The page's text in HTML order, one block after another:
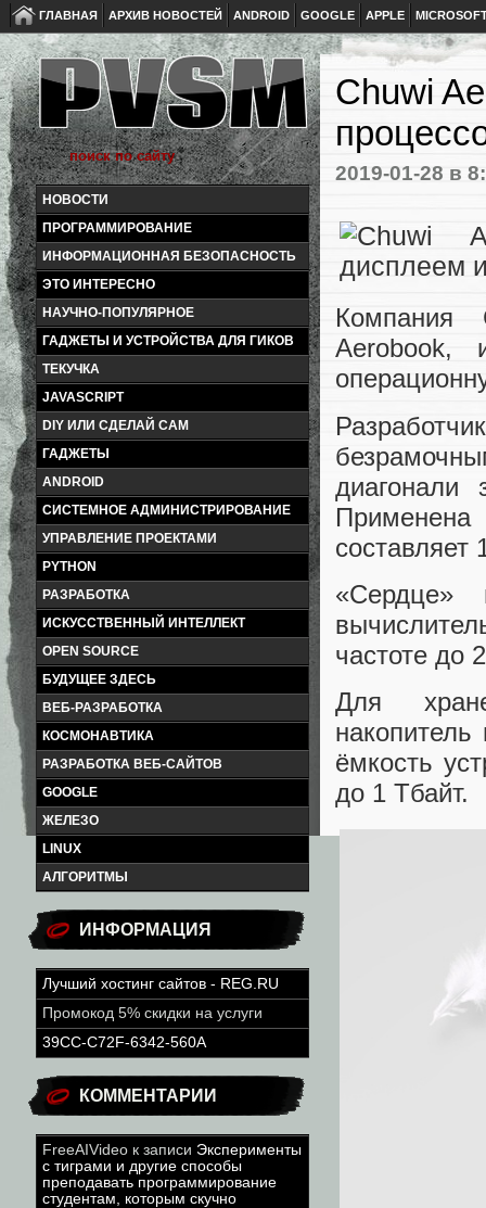
ГЛАВНАЯ АРХИВ НОВОСТЕЙ ANDROID GOOGLE APPLE
НОВОСТИ
ПРОГРАММИРОВАНИЕ
ИНФОРМАЦИОННАЯ БЕЗОПАСНОСТЬ
ЭТО ИНТЕРЕСНО
НАУЧНО-ПОПУЛЯРНОЕ
ГАДЖЕТЫ И УСТРОЙСТВА ДЛЯ ГИКОВ
ТЕКУЧКА
JAVASCRIPT
DIY ИЛИ СДЕЛАЙ САМ
ГАДЖЕТЫ
ANDROID
СИСТЕМНОЕ АДМИНИСТРИРОВАНИЕ
УПРАВЛЕНИЕ ПРОЕКТАМИ
PYTHON
РАЗРАБОТКА
ИСКУССТВЕННЫЙ ИНТЕЛЛЕКТ
OPEN SOURCE
БУДУЩЕЕ ЗДЕСЬ
ВЕБ-РАЗРАБОТКА
КОСМОНАВТИКА
РАЗРАБОТКА ВЕБ-САЙТОВ
GOOGLE
ЖЕЛЕЗО
LINUX
АЛГОРИТМЫ
ИНФОРМАЦИЯ
Лучший хостинг сайтов - REG.RU
Промокод 5% скидки на услуги
39CC-C72F-6342-560A
КОММЕНТАРИИ
FreeAIVideo к записи Эксперименты
с тиграми и другие способы
преподавать программирование
студентам, которым скучно
Chuwi
2019-01-28 в
Компания
Aerobook,
диагонали
составляет
частоте до
Для
ёмкость
до 1 Тбайт.